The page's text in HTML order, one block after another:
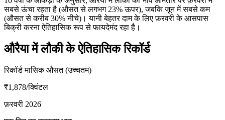
सबसे ऊंचा रहता है (औसत से लगभग 23% ऊपर), जबकि जून में सबसे कम
(औसत से करीब 30% नीचे)। यानी बेहतर दाम के लिए फ़रवरी के आसपास
बिक्री करना ऐतिहासिक रूप से फायदेमंद रहा है।
औरैया में लौकी के ऐतिहासिक रिकॉर्ड
रिकॉर्ड मासिक औसत (उच्चतम)
₹1,878/क्विंटल
फ़रवरी 2026